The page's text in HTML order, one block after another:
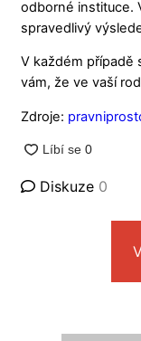
odborné instituce.
spravedlivý
V každém případě
vám, že ve vaší
Zdroje:
Diskuze 0